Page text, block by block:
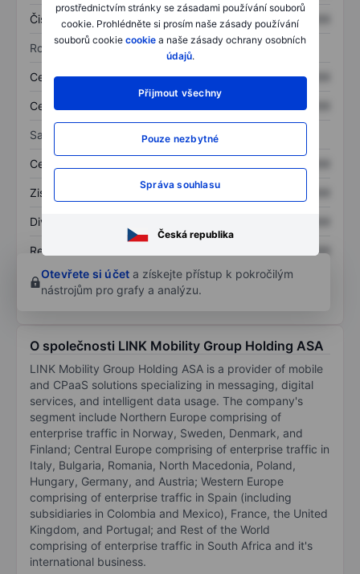
prostřednictvím stránky se zásadami používání souborů
cookie. Prohlédněte si prosím naše zásady používání
souborů cookie cookie a naše zásady ochrany osobních
údajů.
Přijmout všechny
Pouze nezbytné
Správa souhlasu
Česká republika
Čistý příjem XXXXXXX XXXXXXX
Rozvaha
Celková aktiva XXXXXXX XXXXXXX
Celkový dluh XXXXXXX
Sazby
Cena/tržby
Zisk na akcii XXXXXXX
Dividenda na akcii
Rentabilita kapitálu
XXXXXXX
Otevřete si účet a získejte přístup k pokročilým
nástrojům pro grafy a analýzu.
O společnosti LINK Mobility Group Holding ASA
LINK Mobility Group Holding ASA is a provider of mobile
and CPaaS solutions specializing in messaging, digital
services, and intelligent data usage. The company's
segment include Northern Europe comprising of
enterprise traffic in Norway, Sweden, Denmark, and
Finland; Central Europe comprising of enterprise traffic in
Italy, Bulgaria, Romania, North Macedonia, Poland,
Hungary, Germany, and Austria; Western Europe
comprising of enterprise traffic in Spain (including
subsidiaries in Colombia and Mexico), France, the United
Kingdom, and Portugal; and Rest of the World
comprising of enterprise traffic in South Africa and it's
international business.